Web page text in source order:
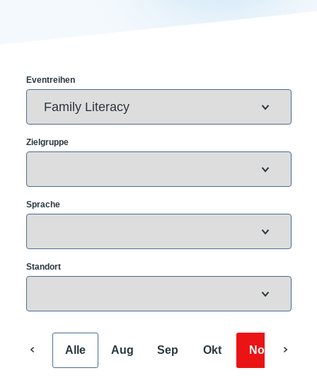
Eventreihen
Zielgruppe
Sprache
Standort
Alle Aug Sep Okt Nov